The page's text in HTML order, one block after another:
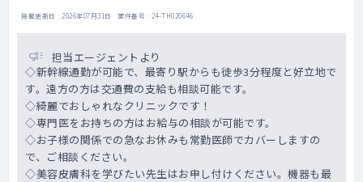
掲載更新日 : 2026年07月31日 案件番号 : 24-TH020646
担当エージェントより
◇新幹線通勤が可能で、最寄り駅からも徒歩3分程度と好立地で
す。遠方の方は交通費の支給も相談可能です。
◇綺麗でおしゃれなクリニックです！
◇専門医をお持ちの方はお給与の相談が可能です。
◇お子様の関係での急なお休みも常勤医師でカバーしますの
で、ご相談ください。
◇美容皮膚科を学びたい先生はお申し付けください。機器も最